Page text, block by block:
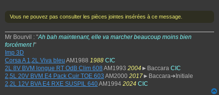
Vous ne pouvez pas consulter les pièces jointes insérées à ce message.
Mr Bourvil : "Ah bah maintenant, elle va marcher beaucoup moins bien
forcément !"
Imp 3D
Corsa A 1,2L Viva bleu AM1988 1988 CIC
2L 8V BVM longue RT OdB Clim 608 AM1993 2004 ►Baccara CIC
2,5L 20V BVM E4 Pack Cuir TOE 603 AM2000 2017►Baccara➔Initiale
2,2L 12V BVA E4 RXE SUSPIL 640AM1994 2024 CIC